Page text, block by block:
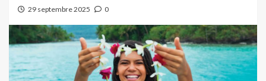
29 septembre 2025 0